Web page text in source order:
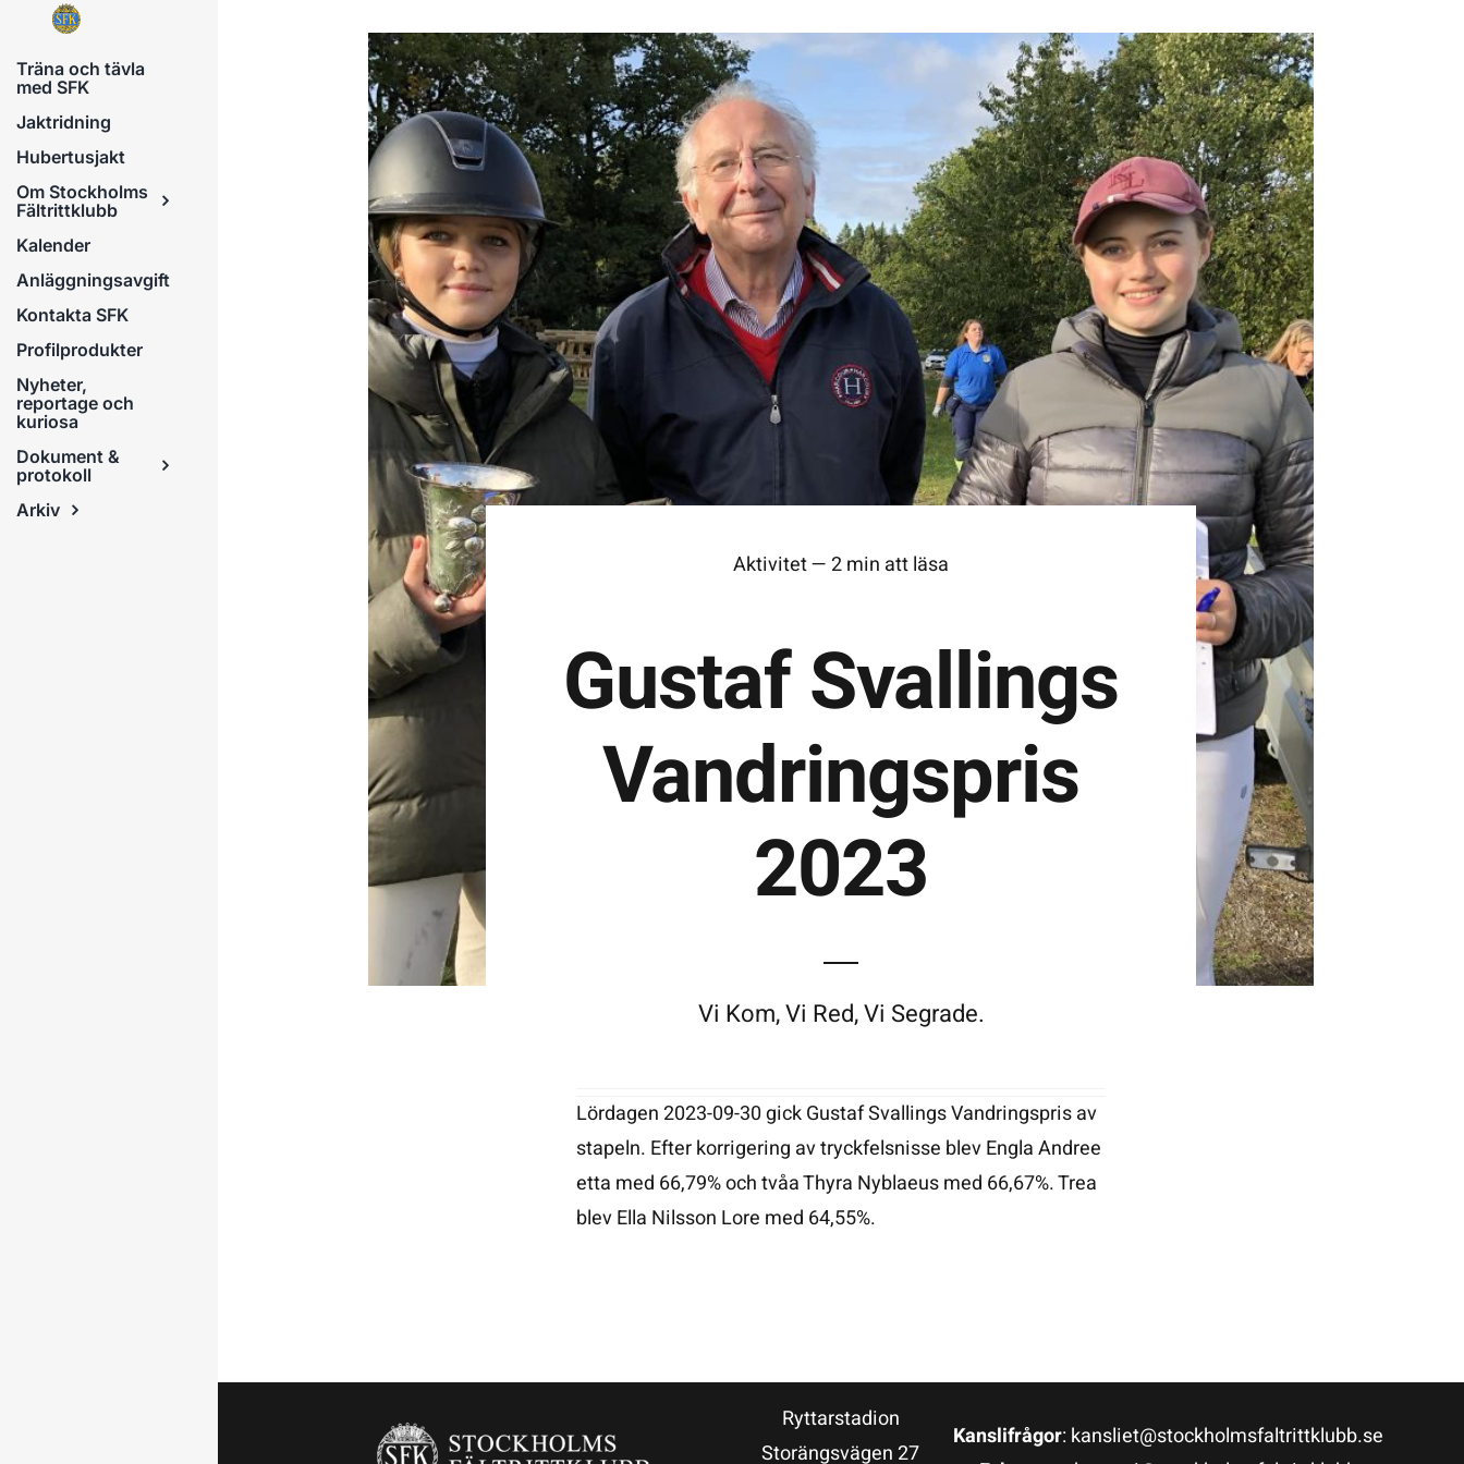
Fortsätt
innehållet
Träna och tävla
med SFK
Jaktridning
Hubertusjakt
Om Stockholms
Fältrittklubb
Kalender
Anläggningsavgift
Kontakta SFK
Profilprodukter
Nyheter,
reportage och
kuriosa
Dokument &
protokoll
Arkiv
Aktivitet — 2 min att läsa
Gustaf Svallings
Vandringspris
2023
Vi Kom, Vi Red, Vi Segrade.
Lördagen 2023-09-30 gick Gustaf Svallings Vandringspris av
stapeln. Efter korrigering av tryckfelsnisse blev Engla Andree
etta med 66,79% och tvåa Thyra Nyblaeus med 66,67%. Trea
blev Ella Nilsson Lore med 64,55%.
Ryttarstadion
Storängsvägen 27
Kanslifrågor: kansliet@stockholmsfaltrittklubb.se